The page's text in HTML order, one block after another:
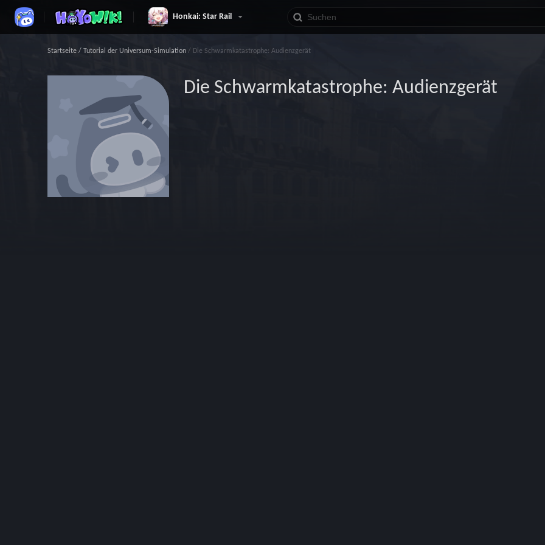
Honkai: Star Rail
Startseite / Tutorial der Universum-Simulation / Die Schwarmkatastrophe: Audienzgerät
Die Schwarmkatastrophe: Audienzgerät